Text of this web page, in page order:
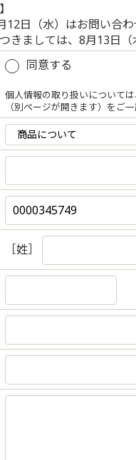
日（水）はお問い合わ
きましては、8月13日（
同意する
個人情報の取り扱いについて
（別ページが開きます）をご
［姓］